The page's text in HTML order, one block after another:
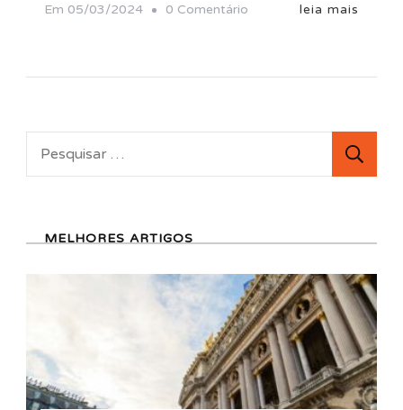
Em 05/03/2024 0 Comentário
História
Paris
leia mais
MELHORES ARTIGOS